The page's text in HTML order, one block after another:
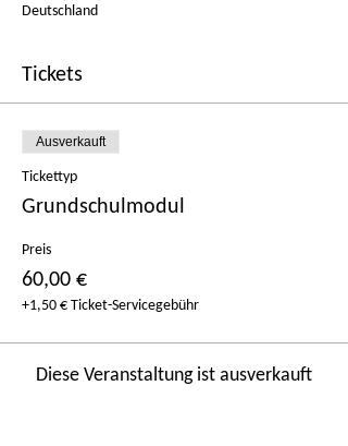
Deutschland
Tickets
Ausverkauft
Tickettyp
Grundschulmodul
Preis
60,00 €
+1,50 € Ticket-Servicegebühr
Diese Veranstaltung ist ausverkauft